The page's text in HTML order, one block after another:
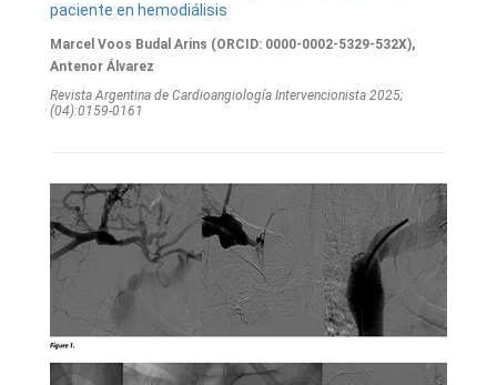
paciente en hemodiálisis
Marcel Voos Budal Arins (ORCID: 0000-0002-5329-532X),
Antenor Álvarez
Revista Argentina de Cardioangiologí­a Intervencionista 2025;
(04):0159-0161